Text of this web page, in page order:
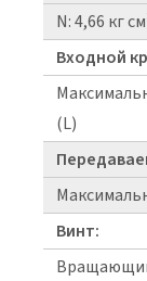
N: 4,66 кг
Входной
(L)
Винт: